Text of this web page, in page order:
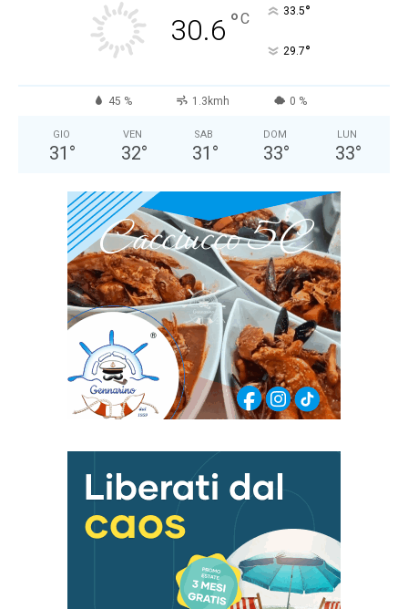
30.6 °C 33.5°
29.7°
45 % 1.3kmh 0 %
GIO
31 °
VEN
32°
SAB
31 °
DOM
33°
LUN
33°